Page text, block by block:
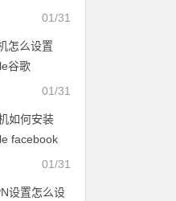
中兴联想
01/31
怎么设置
谷歌
01/31
如何安装
facebook
01/31
设置怎么设